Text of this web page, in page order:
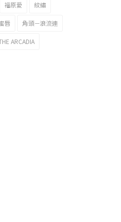
福原愛 紋繡
唇 角頭－浪流連
ARCADIA